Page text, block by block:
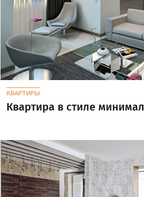
КВАРТИРЫ
Квартира в стиле